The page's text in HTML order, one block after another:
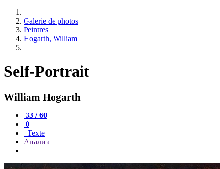
Galerie de photos
Peintres
Hogarth, William
Self-Portrait
William Hogarth
33 / 60
0
Texte
Анализ